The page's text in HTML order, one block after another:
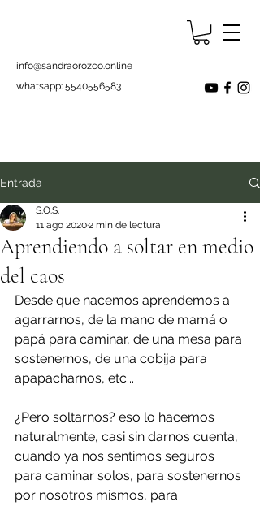
info@sandraorozco.online
whatsapp: 5540556583
Entrada
Aprendiendo a soltar en medio
del caos
S.O.S.
11 ago 20202 min de lectura
Desde que nacemos aprendemos a
agarrarnos, de la mano de mamá o
papá para caminar, de una mesa para
sostenernos, de una cobija para
apapacharnos, etc...
¿Pero soltarnos? eso lo hacemos
naturalmente, casi sin darnos cuenta,
cuando ya nos sentimos seguros
para caminar solos, para sostenernos
por nosotros mismos, para